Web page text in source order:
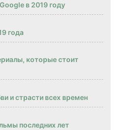
в 2019 году
года
которые стоит
и страсти всех времен
последних лет